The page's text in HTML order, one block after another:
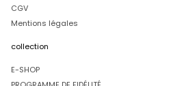
CGV
Mentions légales
collection
E-SHOP